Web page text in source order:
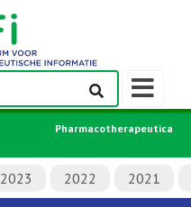
Pharmacotherapeutica
2023 2022 2021